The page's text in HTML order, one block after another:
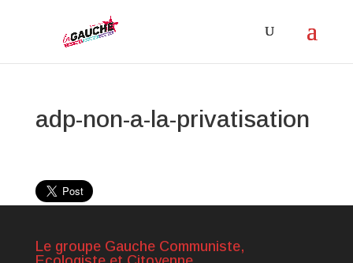
adp-non-a-la-privatisation
Le groupe Gauche Communiste,